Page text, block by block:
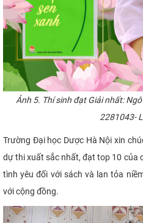
Ảnh 5. Thí sinh đạt Giải nhất:
2281043-
Trường Đại học Dược Hà Nội xin
dự thi xuất sắc nhất, đạt top 10 của
tình yêu đối với sách và lan tỏa
với cộng đồng.